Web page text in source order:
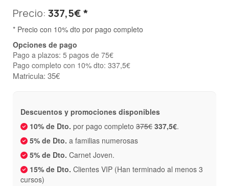
Precio: 337,5€ *
* Precio con 10% dto por pago completo
Opciones de pago
Pago a plazos: 5 pagos de 75€
Pago completo con 10% dto: 337,5€
Matricula: 35€
Descuentos y promociones disponibles
10% de Dto. por pago completo 375€ 337,5€.
5% de Dto. a familias numerosas
5% de Dto. Carnet Joven.
15% de Dto. Clientes VIP (Han terminado al menos 3
cursos)